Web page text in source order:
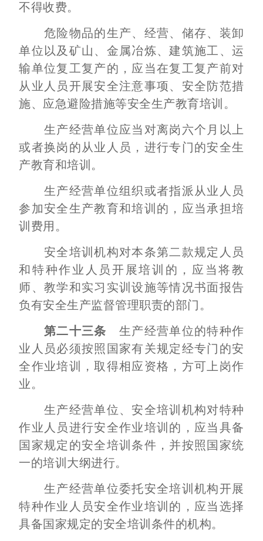
不得收费。
危险物品的生产、经营、储存、装卸
单位以及矿山、金属冶炼、建筑施工、运
输单位复工复产的，应当在复工复产前对
从业人员开展安全注意事项、安全防范措
施、应急避险措施等安全生产教育培训。
生产经营单位应当对离岗六个月以上
或者换岗的从业人员，进行专门的安全生
产教育和培训。
生产经营单位组织或者指派从业人员
参加安全生产教育和培训的，应当承担培
训费用。
安全培训机构对本条第二款规定人员
和特种作业人员开展培训的，应当将教
师、教学和实习实训设施等情况书面报告
负有安全生产监督管理职责的部门。
第二十三条生产经营单位的特种作
业人员必须按照国家有关规定经专门的安
全作业培训，取得相应资格，方可上岗作
业。
生产经营单位、安全培训机构对特种
作业人员进行安全作业培训的，应当具备
国家规定的安全培训条件，并按照国家统
一的培训大纲进行。
生产经营单位委托安全培训机构开展
特种作业人员安全作业培训的，应当选择
具备国家规定的安全培训条件的机构。